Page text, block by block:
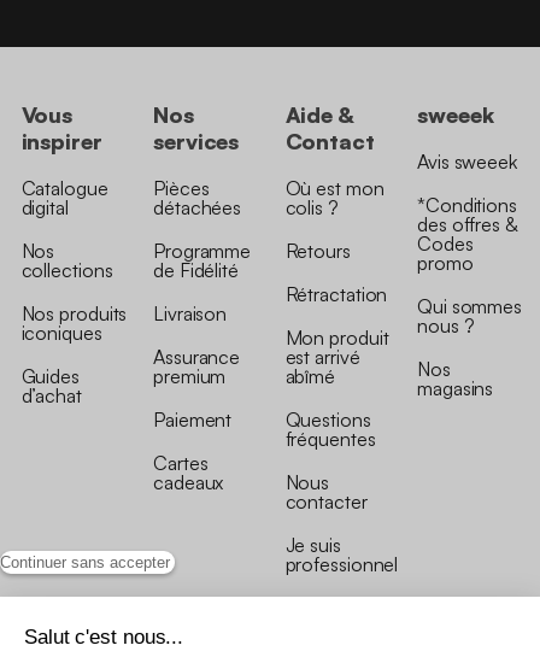
Continuer sans accepter
Salut c'est nous...
Vous
inspirer
Catalogue
digital
Nos
collections
Nos produits
iconiques
Guides
d’achat
Nos
services
Pièces
détachées
Programme
de Fidélité
Livraison
Assurance
premium
Paiement
Cartes
cadeaux
Aide &
Contact
Où est mon
colis ?
Retours
Rétractation
Mon produit
est arrivé
abîmé
Questions
fréquentes
Nous
contacter
Je suis
professionnel
sweeek
Avis sweeek
*Conditions
des offres &
Codes
promo
Qui sommes
nous ?
Nos
magasins